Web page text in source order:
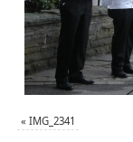
« IMG_2341